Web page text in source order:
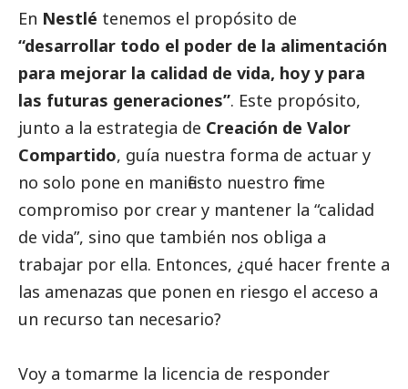
En Nestlé tenemos el propósito de
“desarrollar todo el poder de la alimentación
para mejorar la calidad de vida, hoy y para
las futuras generaciones”. Este propósito,
junto a la estrategia de Creación de Valor
Compartido, guía nuestra forma de actuar y
no solo pone en manifiesto nuestro firme
compromiso por crear y mantener la “calidad
de vida”, sino que también nos obliga a
trabajar por ella. Entonces, ¿qué hacer frente a
las amenazas que ponen en riesgo el acceso a
un recurso tan necesario?
Voy a tomarme la licencia de responder